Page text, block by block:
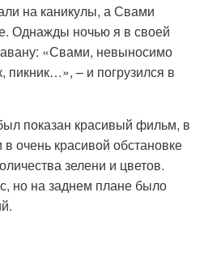
на каникулы, а Свами
Однажды ночью я в своей
«Свами, невыносимо
пикник…», – и погрузился в
показан красивый фильм, в
очень красивой обстановке
зелени и цветов.
но на заднем плане было